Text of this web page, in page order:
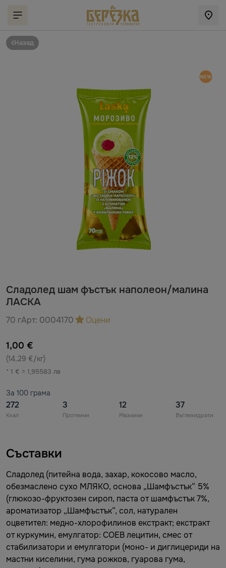
Назад
Сладолед шам фъстък наполеон/малина
ЛАСКА
70 гАрт: 0004170 Оцени
1,00 €
(14,29 €/кг)
* 1 € = 1,95583 лв
За 100 грама
272
Ккал
3
Протеини
12
Мазнини
37
Въглехидрати
Съставки
Cладолед (питейна вода, захар, кокосово масло,
обезмаслено сухо МЛЯКО, основа „Шамфъстък“ 5%
(глюкозо-фруктозен сироп, паста от шамфъстък 7%,
ароматизатор „Шамфъстък“, сол, натурален
оцветител: медно-хлорофилинов екстракт; екстракт
от куркумин, емулгатор: СОЕВ лецитин, смес от
стабилизатори и емулгатори (моно- и диглицериди на
мастни киселини, гума рожков, гуарова гума,